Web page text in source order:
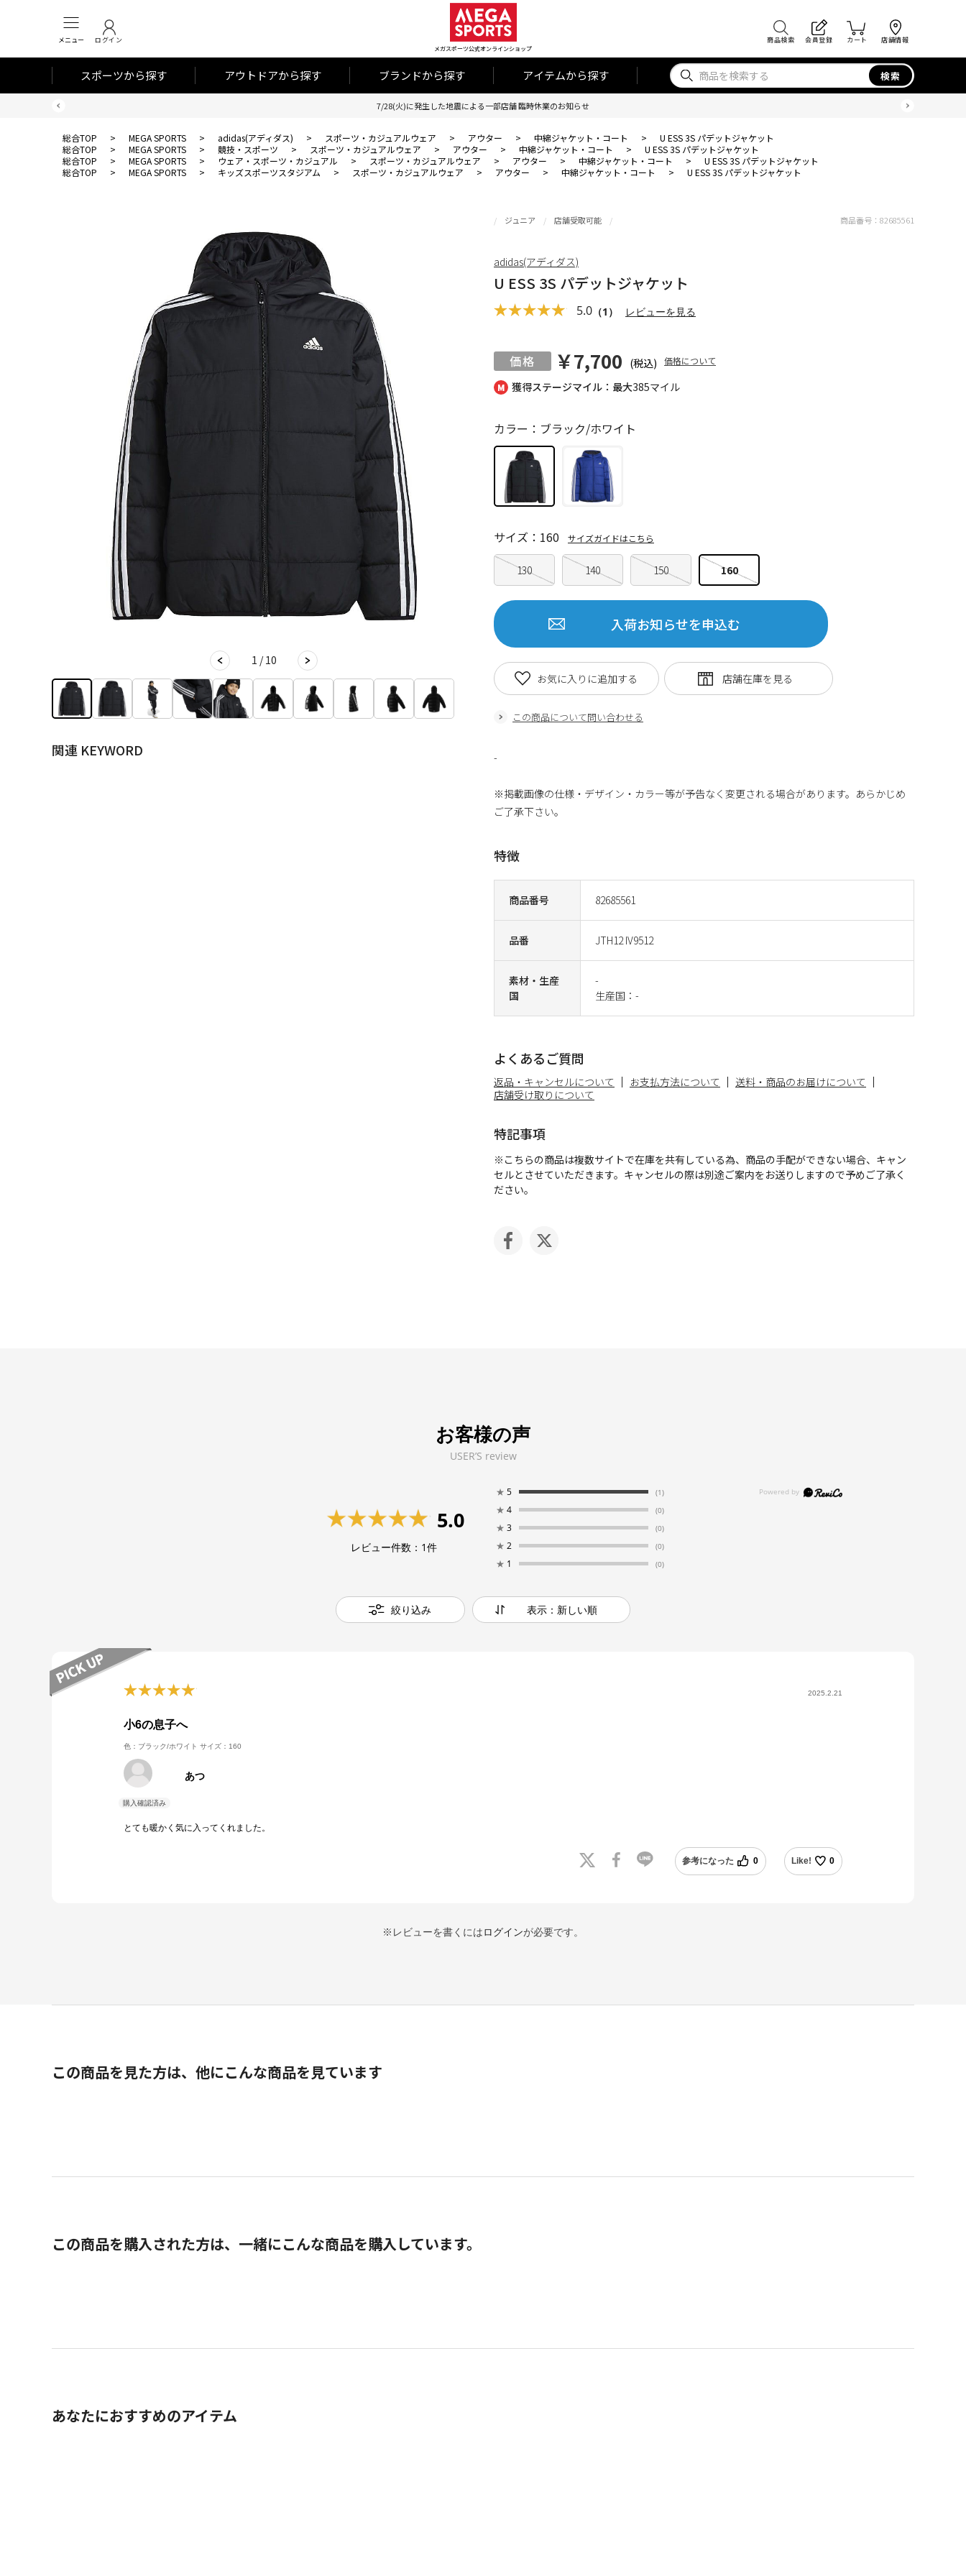
メニュー ログイン
メガスポーツ公式オンラインショップ
商品検索 会員登録 カート 店舗情報
スポーツから探す アウトドアから探す ブランドから探す アイテムから探す 検索
7/28(火)に発生した地震による一部店舗 臨時休業のお知らせ
総合TOP > MEGA SPORTS > adidas(アディダス) > スポーツ・カジュアルウェア > アウター > 中綿ジャケット・コート >
U ESS 3S パデットジャケット
総合TOP
> MEGA SPORTS > 競技・スポーツ > スポーツ・カジュアルウェア > アウター > 中綿ジャケット・コート >
U ESS 3S パデットジャケット
総合TOP
> MEGA SPORTS > ウェア・スポーツ・カジュアル > スポーツ・カジュアルウェア > アウター > 中綿ジャケット・コート >
U ESS 3S パデットジャケット
総合TOP
> MEGA SPORTS > キッズスポーツスタジアム > スポーツ・カジュアルウェア > アウター > 中綿ジャケット・コート > U ESS 3S パデットジャケット
1 / 10
関連 KEYWORD
獲得ステージマイル：最大385マイル
ジュニア 店舗受取可能
U ESS 3S パデットジャケット
5.0 （1） レビューを見る
￥7,700 (税込) 価格について
商品番号 82685561
品番 JTH12 IV9512
素材・生産
国
-
生産国：-
カラー：ブラック/ホワイト
130 140 150 160
サイズ：160 サイズガイドはこちら
入荷お知らせを申込む
この商品について問い合わせる
お気に入りに追加する
商品番号： 82685561
adidas(アディダス)
-
※掲載画像の仕様・デザイン・カラー等が予告なく変更される場合があります。あらかじめ
ご了承下さい。
特徴
よくあるご質問
返品・キャンセルについて お支払方法について
送料・商品のお届けについて
店舗受け取りについて
特記事項
※こちらの商品は複数サイトで在庫を共有している為、商品の手配ができない場合、キャン
セルとさせていただきます。キャンセルの際は別途ご案内をお送りしますので予めご了承く
ださい。
お客様の声
USER’S review
5.0
レビュー件数： 1件
★ 5 (1)
★ 4 (0)
★ 3 (0)
★ 2 (0)
★ 1 (0)
絞り込み 表示：新しい順
2025.2.21
小6の息子へ
色：ブラック/ホワイト サイズ：160
あつ
とても暖かく気に入ってくれました。
参考になった 0 Like! 0
※レビューを書くにはログインが必要です。
この商品を見た方は、他にこんな商品を見ています
この商品を購入された方は、一緒にこんな商品を購入しています。
あなたにおすすめのアイテム